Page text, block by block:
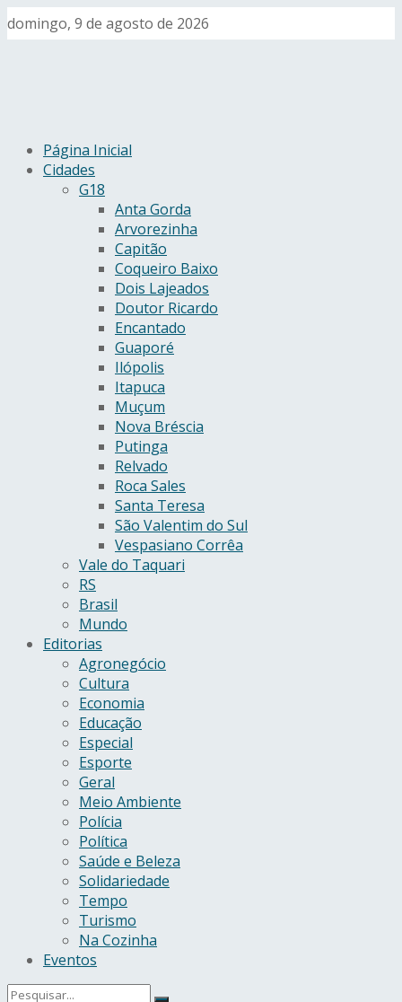
domingo, 9 de agosto de 2026
Página Inicial
Cidades
G18
Anta Gorda
Arvorezinha
Capitão
Coqueiro Baixo
Dois Lajeados
Doutor Ricardo
Encantado
Guaporé
Ilópolis
Itapuca
Muçum
Nova Bréscia
Putinga
Relvado
Roca Sales
Santa Teresa
São Valentim do Sul
Vespasiano Corrêa
Vale do Taquari
RS
Brasil
Mundo
Editorias
Agronegócio
Cultura
Economia
Educação
Especial
Esporte
Geral
Meio Ambiente
Polícia
Política
Saúde e Beleza
Solidariedade
Tempo
Turismo
Na Cozinha
Eventos